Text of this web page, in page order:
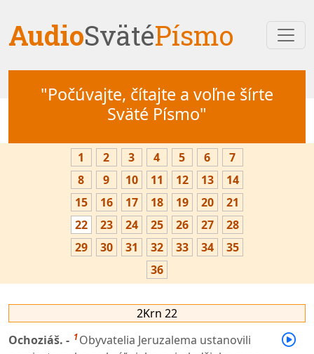
AudioSvätéPísmo
"Počúvajte, čítajte a voľne šírte
Sväté Písmo"
1 2 3 4 5 6
7
8
9 10 11 12 13
14
15
16 17 18 19 20
21
22
23 24 25 26 27
28
29
30 31 32 33 34
35
36
2Krn 22
Ochoziáš. - 1 Obyvatelia Jeruzalema ustanovili